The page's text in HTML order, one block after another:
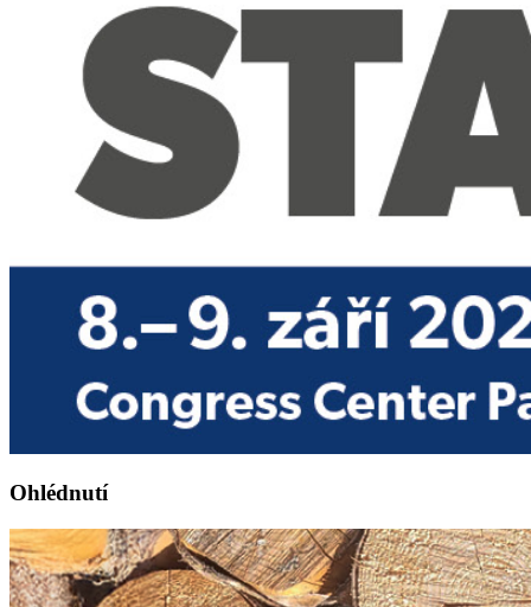
Ohlédnutí